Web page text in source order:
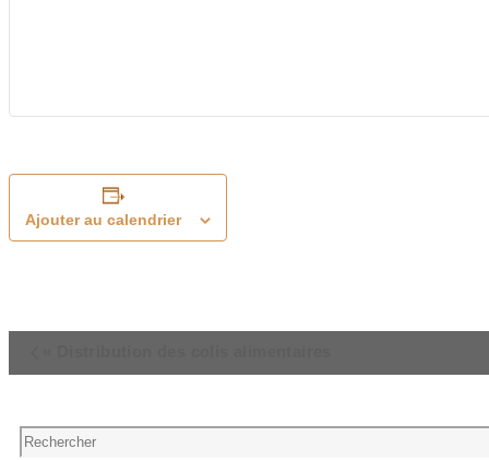
Ajouter au calendrier
Évènement
Rechercher